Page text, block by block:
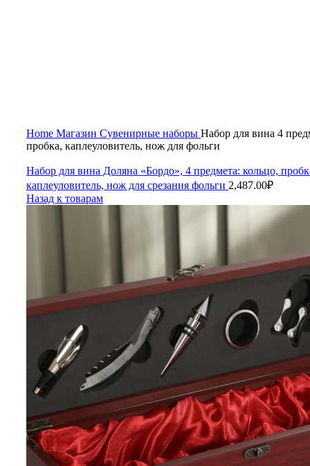
Home Магазин Сувенирные наборы Набор для вина 4
пробка, каплеуловитель, нож для фольги
Набор для вина Доляна «Бордо», 4 предмета: кольцо,
каплеуловитель, нож для срезания фольги 2,487.00₽
Назад к товарам